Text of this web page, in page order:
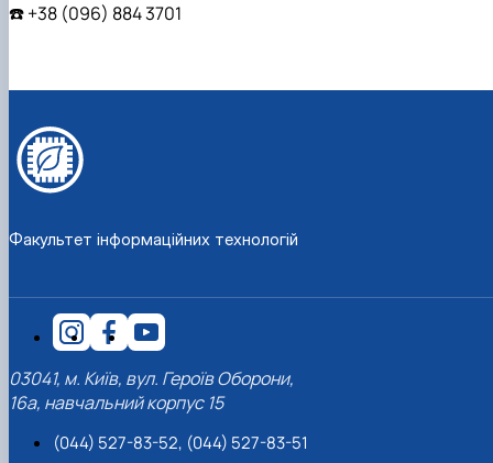
☎️ +38 (096) 884 3701
Факультет інформаційних технологій
03041, м. Київ, вул. Героїв Оборони,
16а, навчальний корпус 15
(044) 527-83-52, (044) 527-83-51